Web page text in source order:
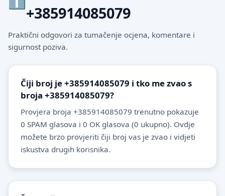
+385914085079
Praktični odgovori za tumačenje ocjena, komentare i
sigurnost poziva.
Čiji broj je +385914085079 i tko me zvao s
broja +385914085079?
Provjera broja +385914085079 trenutno pokazuje
0 SPAM glasova i 0 OK glasova (0 ukupno). Ovdje
možete brzo provjeriti čiji broj vas je zvao i vidjeti
iskustva drugih korisnika.